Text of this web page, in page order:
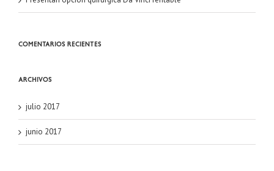
Comentarios recientes
Archivos
julio 2017
junio 2017